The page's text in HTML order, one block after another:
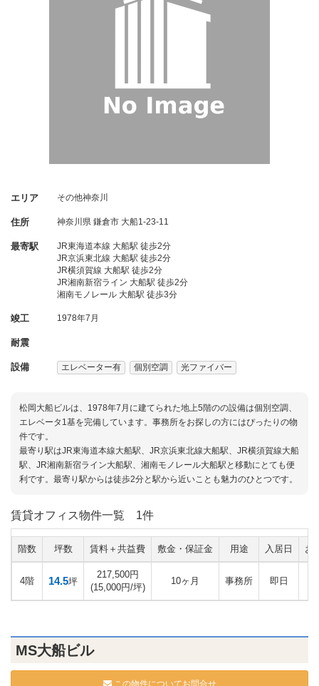
エリア その他神奈川
住所 神奈川県 鎌倉市 大船1-23-11
最寄駅
JR東海道本線 大船駅 徒歩2分
JR京浜東北線 大船駅 徒歩2分
JR横須賀線 大船駅 徒歩2分
JR湘南新宿ライン 大船駅 徒歩2分
湘南モノレール 大船駅 徒歩3分
竣工 1978年7月
耐震
設備 エレベーター有 個別空調 光ファイバー
松岡大船ビルは、1978年7月に建てられた地上5階のの設備は個別空調、
エレベータ1基を完備しています。事務所をお探しの方にはぴったりの物
件です。
最寄り駅はJR東海道本線大船駅、JR京浜東北線大船駅、JR横須賀線大船
駅、JR湘南新宿ライン大船駅、湘南モノレール大船駅と移動にとても便
利です。最寄り駅からは徒歩2分と駅から近いことも魅力のひとつです。
賃貸オフィス物件一覧 1件
階数 坪数 賃料＋共益費 敷金・保証金 用途 入居日 お
4階 14.5坪
217,500円
(15,000円/坪)
10ヶ月 事務所 即日
MS大船ビル
この物件についてお問合せ